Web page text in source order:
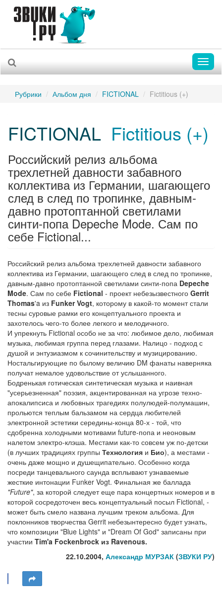
Рубрики Альбом дня FICTIONAL Fictitious (+)
FICTIONAL Fictitious (+)
Российский релиз альбома
трехлетней давности забавного
коллектива из Германии, шагающего
след в след по тропинке, давным-
давно протоптанной светилами
синти-попа Depeche Mode. Сам по
себе Fictional...
Российский релиз альбома трехлетней давности забавного
коллектива из Германии, шагающего след в след по тропинке,
давным-давно протоптанной светилами синти-попа Depeche
Mode. Сам по себе Fictional - проект небезызвестного Gerrit
Thomas'a из Funker Vogt, которому в какой-то момент стали
тесны суровые рамки его концептуального проекта и
захотелось чего-то более легкого и мелодичного.
И упрекнуть Fictional особо не за что: любимое дело, любимая
музыка, любимая группа перед глазами. Налицо - подход с
душой и энтузиазмом к сочинительству и музицированию.
Ностальгирующие по былому величию DM фанаты наверняка
получат немалое удовольствие от услышанного.
Бодренькая готическая синтетическая музыка и наивная
"усерьезненная" поэзия, акцентированная на угрозе техно-
апокалипсиса и любовных трагедиях полулюдей-полумашин,
прольются теплым бальзамом на сердца любителей
электронной эстетики середины-конца 80-х - той, что
сдобренна холодными мотивами future-попа и неоновым
налетом электро-клэша. Местами как-то совсем уж по-детски
(в лучших традициях группы Технология и Био), а местами -
очень даже мощно и душещипательно. Особенно когда
посреди танцевального саунда всплывают узнаваемые
жесткие интонации Funker Vogt. Финальная же баллада
"Future", за которой следует еще пара концертных номеров и в
которой сосредоточен весь концептуальный посыл Fictional, -
может быть смело названа лучшим треком альбома. Для
поклонников творчества Gerrit небезынтересно будет узнать,
что композиции "Blue Lights" и "Dream Of God" записаны при
участии Tim'a Fockenbrock из Ravenous.
22.10.2004, Александр МУРЗАК (ЗВУКИ РУ)